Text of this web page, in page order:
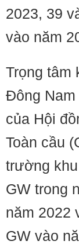
2023, 39
vào năm
Trọng tâm
Đông
của Hội
Toàn cầu
trường
GW trong
năm 2022
GW vào